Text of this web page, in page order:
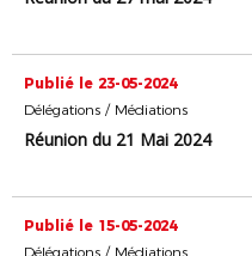
Publié le 23-05-2024
Délégations / Médiations
Réunion du 21 Mai 2024
Publié le 15-05-2024
Délégations / Médiations